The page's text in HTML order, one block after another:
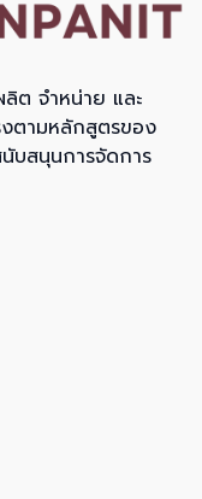
ต จำหน่าย และ
ตามหลักสูตรของ
บสนุนการจัดการ